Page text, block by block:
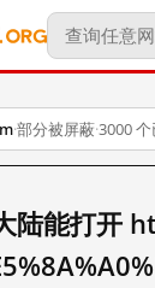
·部分被屏蔽·3000
陆能打开